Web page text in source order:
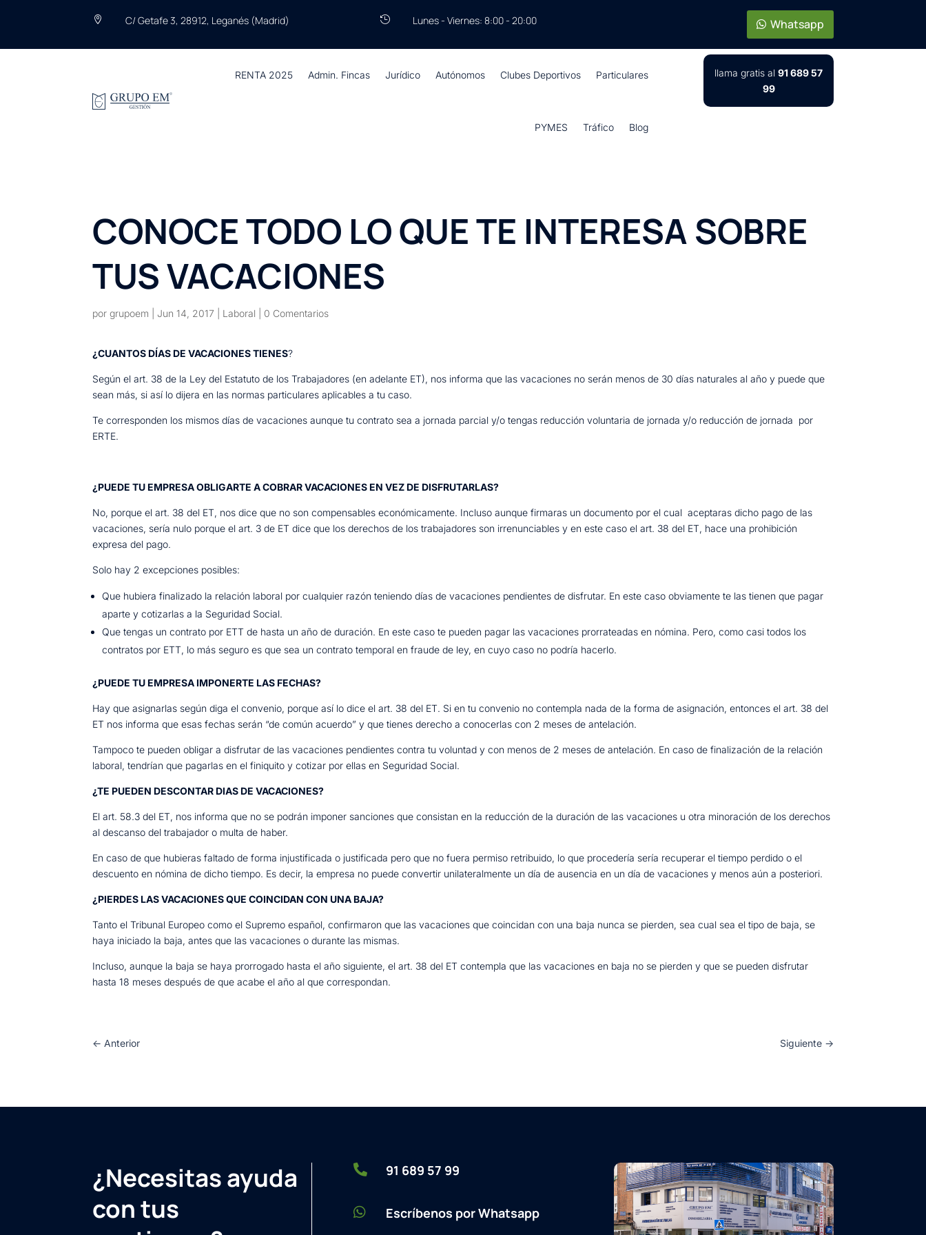
 C/ Getafe 3, 28912, Leganés (Madrid)  Lunes - Viernes: 8:00 - 20:00 Whatsapp
RENTA 2025 Admin. Fincas Jurídico Autónomos Clubes Deportivos Particulares
PYMES Tráfico Blog
llama gratis al91 689 57
99
CONOCE TODO LO QUE TE INTERESA SOBRE
TUS VACACIONES
porgrupoem Jun 14, 2017 Laboral 0 Comentarios
¿CUANTOS DÍAS DE VACACIONES TIENES?
Según el art. 38 de la Ley del Estatuto de los Trabajadores (en adelante ET), nos informa que las vacaciones no serán menos de 30 días naturales al año y puede que
sean más, si así lo dijera en las normas particulares aplicables a tu caso.
Te corresponden los mismos días de vacaciones aunque tu contrato sea a jornada parcial y/o tengas reducción voluntaria de jornada y/o reducción de jornada por
ERTE.
¿PUEDE TU EMPRESA OBLIGARTE A COBRAR VACACIONES EN VEZ DE DISFRUTARLAS?
No, porque el art. 38 del ET, nos dice que no son compensables económicamente. Incluso aunque firmaras un documento por el cual aceptaras dicho pago de las
vacaciones, sería nulo porque el art. 3 de ET dice que los derechos de los trabajadores son irrenunciables y en este caso el art. 38 del ET, hace una prohibición
expresa del pago.
Solo hay 2 excepciones posibles:
Que hubiera finalizado la relación laboral por cualquier razón teniendo días de vacaciones pendientes de disfrutar. En este caso obviamente te las tienen que pagar
aparte y cotizarlas a la Seguridad Social.
Que tengas un contrato por ETT de hasta un año de duración. En este caso te pueden pagar las vacaciones prorrateadas en nómina. Pero, como casi todos los
contratos por ETT, lo más seguro es que sea un contrato temporal en fraude de ley, en cuyo caso no podría hacerlo.
¿PUEDE TU EMPRESA IMPONERTE LAS FECHAS?
Hay que asignarlas según diga el convenio, porque así lo dice el art. 38 del ET. Si en tu convenio no contempla nada de la forma de asignación, entonces el art. 38 del
ET nos informa que esas fechas serán “de común acuerdo” y que tienes derecho a conocerlas con 2 meses de antelación.
Tampoco te pueden obligar a disfrutar de las vacaciones pendientes contra tu voluntad y con menos de 2 meses de antelación. En caso de finalización de la relación
laboral, tendrían que pagarlas en el finiquito y cotizar por ellas en Seguridad Social.
¿TE PUEDEN DESCONTAR DIAS DE VACACIONES?
El art. 58.3 del ET, nos informa que no se podrán imponer sanciones que consistan en la reducción de la duración de las vacaciones u otra minoración de los derechos
al descanso del trabajador o multa de haber.
En caso de que hubieras faltado de forma injustificada o justificada pero que no fuera permiso retribuido, lo que procedería sería recuperar el tiempo perdido o el
descuento en nómina de dicho tiempo. Es decir, la empresa no puede convertir unilateralmente un día de ausencia en un día de vacaciones y menos aún a posteriori.
¿PIERDES LAS VACACIONES QUE COINCIDAN CON UNA BAJA?
Tanto el Tribunal Europeo como el Supremo español, confirmaron que las vacaciones que coincidan con una baja nunca se pierden, sea cual sea el tipo de baja, se
haya iniciado la baja, antes que las vacaciones o durante las mismas.
Incluso, aunque la baja se haya prorrogado hasta el año siguiente, el art. 38 del ET contempla que las vacaciones en baja no se pierden y que se pueden disfrutar
hasta 18 meses después de que acabe el año al que correspondan.
← Anterior Siguiente→
¿Necesitas ayuda
con tus
 91 689 57 99
 Escríbenos por Whatsapp